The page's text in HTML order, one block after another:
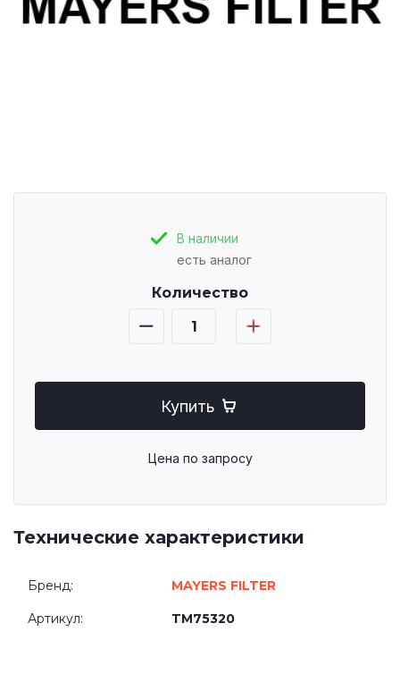
В наличии
есть аналог
Количество
Купить
Цена по запросу
Технические характеристики
Бренд: MAYERS FILTER
Артикул: TM75320